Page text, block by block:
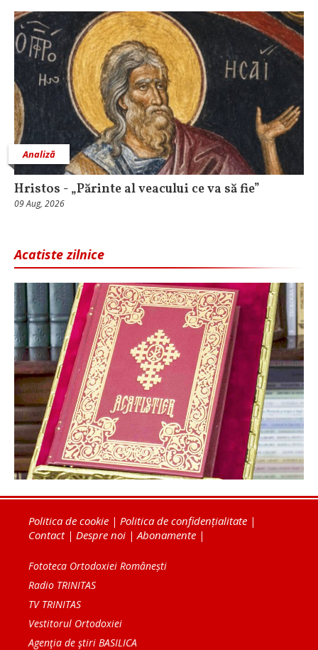
Analiză
Hristos - „Părinte al veacului ce va să fie”
09 Aug, 2026
Acatiste zilnice
Politica de cookie | Politica de confidențialitate |
Contact| Despre noi | Abonamente |
Fototeca Ortodoxiei Românești
Radio TRINITAS
TV TRINITAS
Vestitorul Ortodoxiei
Agenţia de ştiri BASILICA